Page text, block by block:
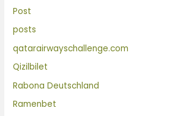
Post
posts
qatarairwayschallenge.com
Qizilbilet
Rabona Deutschland
Ramenbet